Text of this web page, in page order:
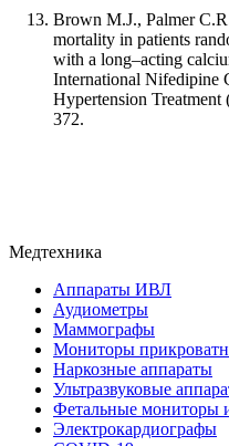
Brown M.J., Palmer
mortality in patients
with a long–acting
International Nifedipine
Hypertension
372.
Медтехника
Аппараты ИВЛ
Аудиометры
Маммографы
Мониторы
Наркозные аппараты
Ультразвуковые
Фетальные мониторы
Электрокардиографы